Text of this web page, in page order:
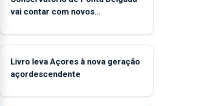
vai contar com novos
Livro leva Açores à nova geração
açordescendente